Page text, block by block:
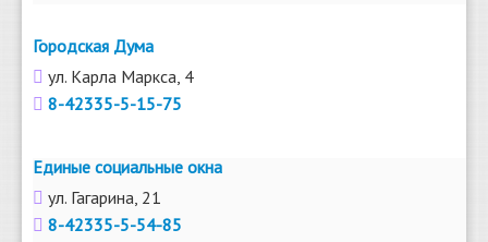
Городская Дума
ул. Карла Маркса, 4
8-42335-5-15-75
Единые социальные окна
ул. Гагарина, 21
8-42335-5-54-85